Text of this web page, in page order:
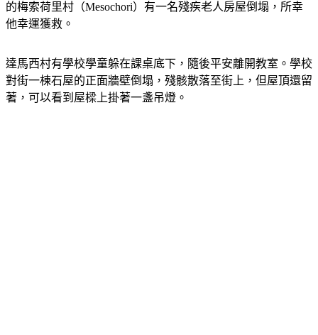
的梅索荷里村（Mesochori）有一名殘疾老人房屋倒塌，所幸
他幸運獲救。
達馬西村有學校學童躲在課桌底下，隨後平安離開教室。學校
對街一棟石屋的正面牆壁倒塌，殘骸散落至街上，但屋頂還留
著，可以看到屋樑上掛著一盞吊燈。